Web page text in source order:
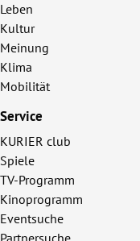
Leben
Kultur
Meinung
Klima
Mobilität
Service
KURIER club
Spiele
TV-Programm
Kinoprogramm
Eventsuche